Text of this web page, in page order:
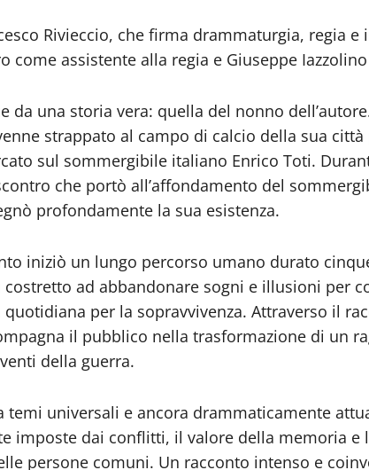
Rivieccio, che firma drammaturgia, regia
come assistente alla regia e Giuseppe
da una storia vera: quella del nonno
strappato al campo di calcio della sua
sul sommergibile italiano Enrico Toti.
che portò all’affondamento del
profondamente la sua esistenza.
iniziò un lungo percorso umano durato
ad abbandonare sogni e illusioni per
per la sopravvivenza. Attraverso il
il pubblico nella trasformazione di un
della guerra.
temi universali e ancora drammaticamente
imposte dai conflitti, il valore della memoria e
persone comuni. Un racconto intenso e